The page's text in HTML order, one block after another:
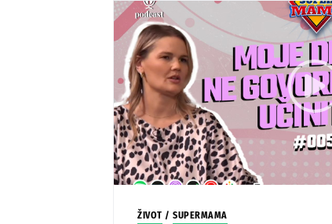
ŽIVOT /SUPERMAMA